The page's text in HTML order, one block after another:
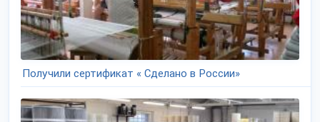
Получили сертификат « Сделано в России»